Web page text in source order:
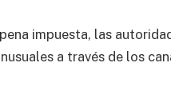
impuesta, las
a través de los